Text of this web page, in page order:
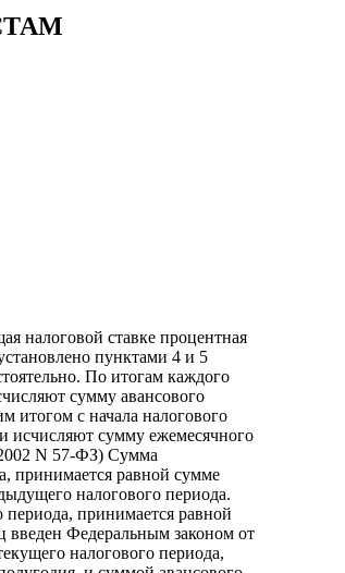
налоговой ставке процентная
пунктами 4 и 5
По итогам каждого
сумму авансового
итогом с начала налогового
исчисляют сумму ежемесячного
N 57-ФЗ) Сумма
принимается равной сумме
налогового периода.
периода, принимается равной
введен Федеральным законом от
налогового периода,